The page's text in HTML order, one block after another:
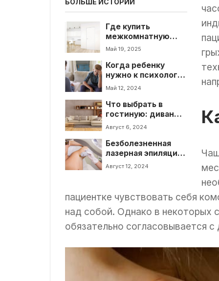
Где купить
межкомнатную
дверь скрытого
советы для
стильного выбора
Май 19, 2025
Когда ребенку
нужно к психологу?
Советы для
Май 12, 2024
Что выбрать в
гостиную: диван
или кровать?
Август 6, 2024
Безболезненная
лазерная эпиляция:
инновация в
Трембахова
Август 12, 2024
пациентке чувствовать себя
над собой. Однако в некоторых
обязательно согласовывается